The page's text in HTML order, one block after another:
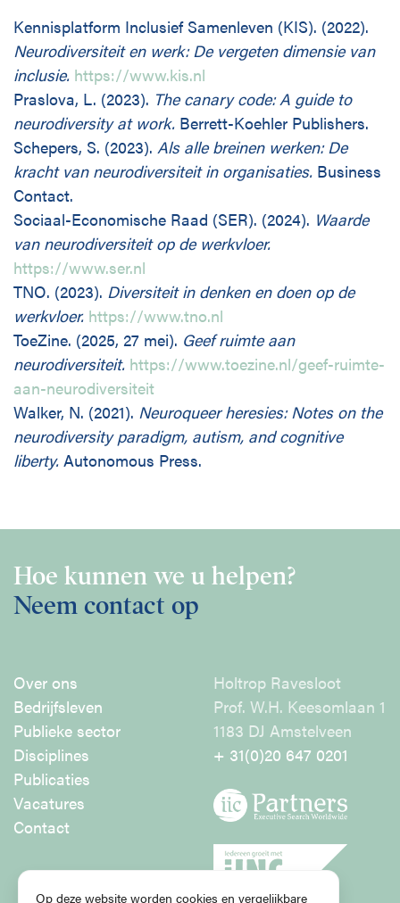
Kennisplatform Inclusief Samenleven (KIS). (2022).
Neurodiversiteit en werk: De vergeten dimensie van
inclusie. https://www.kis.nl
Praslova, L. (2023). The canary code: A guide to
neurodiversity at work. Berrett-Koehler Publishers.
Schepers, S. (2023). Als alle breinen werken: De
kracht van neurodiversiteit in organisaties. Business
Contact.
Sociaal-Economische Raad (SER). (2024). Waarde
van neurodiversiteit op de werkvloer.
https://www.ser.nl
TNO. (2023). Diversiteit in denken en doen op de
werkvloer. https://www.tno.nl
ToeZine. (2025, 27 mei). Geef ruimte aan
neurodiversiteit. https://www.toezine.nl/geef-ruimte-
aan-neurodiversiteit
Walker, N. (2021). Neuroqueer heresies: Notes on the
neurodiversity paradigm, autism, and cognitive
liberty. Autonomous Press.
Hoe kunnen we u helpen?
Neem contact op
Over ons
Bedrijfsleven
Publieke sector
Disciplines
Publicaties
Vacatures
Contact
Holtrop Ravesloot
Prof. W.H. Keesomlaan 1
1183 DJ Amstelveen
+ 31(0)20 647 0201
Op deze website worden cookies en vergelijkbare